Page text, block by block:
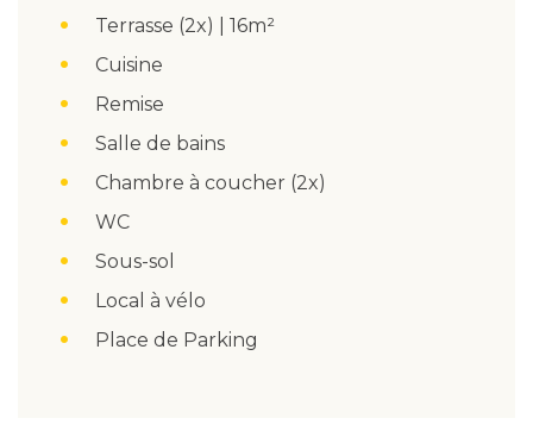
Terrasse (2x) | 16m²
Cuisine
Remise
Salle de bains
Chambre à coucher (2x)
WC
Sous-sol
Local à vélo
Place de Parking